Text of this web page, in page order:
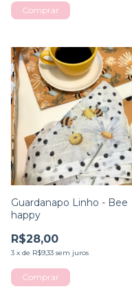
Comprar
Guardanapo Linho - Bee
happy
R$28,00
3 x de R$9,33 sem juros